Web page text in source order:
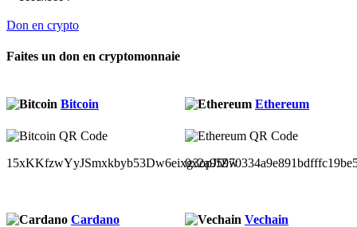
Don en crypto
Faites un don en cryptomonnaie
Bitcoin
15xKKfzwYyJSmxkbyb53Dw6eixg3opJfZw
Ethereum
Cardano Vechain